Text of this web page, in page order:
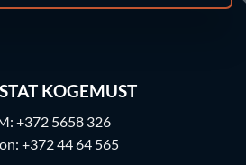
KOGEMUST
+372 5658 326
+372 44 64 565